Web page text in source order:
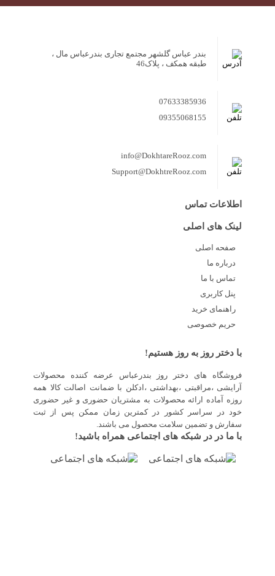
بندر عباس گلشهر مجتمع تجاری بندرعباس مال ،
طبقه همکف ، پلاک46
07633385936
09355068155
info@DokhtareRooz.com
Support@DokhtreRooz.com
اطلاعات تماس
لینک های اصلی
صفحه اصلی
درباره ما
تماس با ما
پنل کاربری
راهنمای خرید
حریم خصوصی
با دختر روز به روز هستیم!
فروشگاه های دختر روز بندرعباس عرضه کننده محصولات
آرایشی ،مراقبتی ،بهداشتی ،ادکلن با ضمانت اصالت کالا همه
روزه آماده ارائه محصولات به مشتریان حضوری و غیر حضوری
خود در سراسر کشور در کمترین زمان ممکن پس از ثبت
سفارش و تضمین سلامت محصول می باشند.
با ما در در شبکه های اجتماعی همراه باشید!